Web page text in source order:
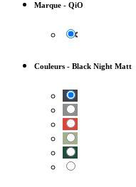
Marque - QiO
Couleurs - Black Night Matt